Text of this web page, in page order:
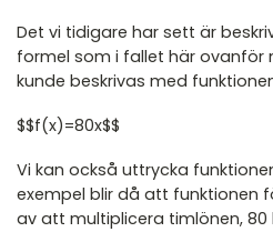
Det vi tidigare har sett är
formel som i fallet här ovanför
kunde beskrivas med
$$f(x)=80x$$
Vi kan också uttrycka
exempel blir då att funktionen
av att multiplicera timlönen,